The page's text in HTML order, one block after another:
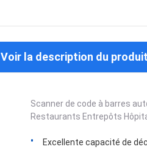
Voir la description du produit
Scanner de code à barres
Restaurants Entrepôts
Excellente capacité de